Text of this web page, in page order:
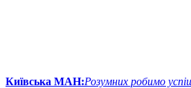
Київська МАН:Розумних робимо